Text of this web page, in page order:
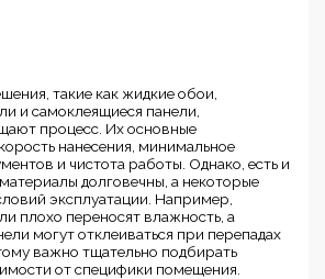
такие как жидкие обои,
и самоклеящиеся панели,
процесс. Их основные
нанесения, минимальное
и чистота работы. Однако, есть и
долговечны, а некоторые
эксплуатации. Например,
плохо переносят влажность, а
могут отклеиваться при перепадах
важно тщательно подбирать
от специфики помещения.